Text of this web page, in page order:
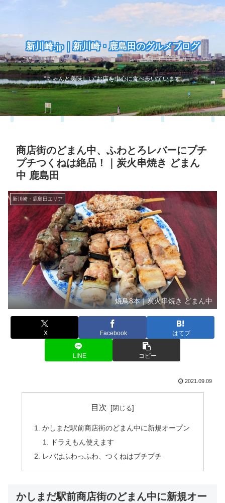
新川崎.jp｜新川崎・鹿島田のグルメブログ
“ちゃんと美味しい”お店を中心に食べ歩いています
商店街のどまん中、ふわとろレバーにプチ
プチつくねは絶品！｜炭火串焼き どまん
中 鹿島田
新川崎・鹿島田エリア
焼鳥8本｜炭火串焼き どまん中
X Facebook はてブ
LINE コピー
2021.09.09
目次
かしまだ駅前商店街のどまん中に新規オープン
ドラえもん使えます
レバはふわっふわ、つくねはプチプチ
かしまだ駅前商店街のどまん中に新規オー